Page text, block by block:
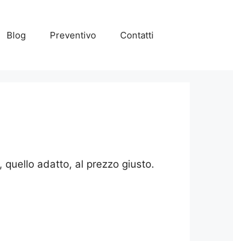
Blog Preventivo Contatti
quello adatto, al prezzo giusto.